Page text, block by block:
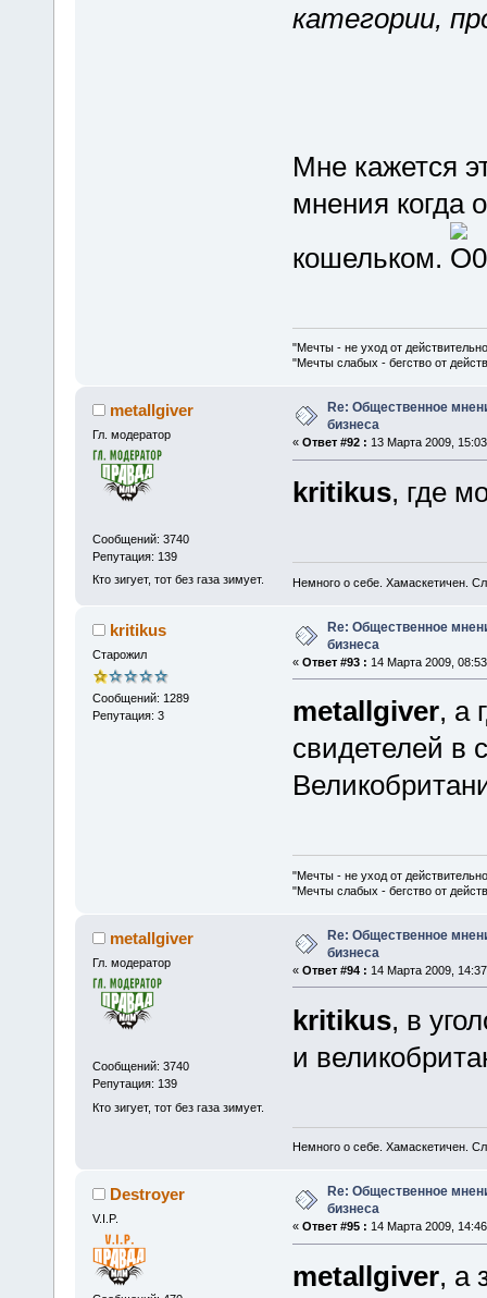
категории,
Мне кажется
мнения когда
кошельком.
"Мечты - не уход от
"Мечты слабых - бегство от
metallgiver
Гл. модератор
Сообщений: 3740
Репутация: 139
Кто зигует, тот без газа зимует.
Re: Общественное
бизнеса
« Ответ #92 : 13 Марта 2009,
kritikus, где
Немного о себе. Хамаскетичен.
kritikus
Старожил
Сообщений: 1289
Репутация: 3
Re: Общественное
бизнеса
« Ответ #93 : 14 Марта 2009,
metallgiver, а
свидетелей в
"Мечты - не уход от
"Мечты слабых - бегство от
metallgiver
Гл. модератор
Сообщений: 3740
Репутация: 139
Кто зигует, тот без газа зимует.
Re: Общественное
бизнеса
« Ответ #94 : 14 Марта 2009,
kritikus, в
и
Немного о себе. Хамаскетичен.
Destroyer
V.I.P.
Re: Общественное
бизнеса
« Ответ #95 : 14 Марта 2009,
metallgiver, а